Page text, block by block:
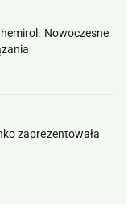
Nowoczesne
zaprezentowała